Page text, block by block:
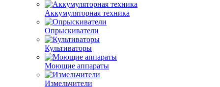
Аккумуляторная техника
Опрыскиватели
Культиваторы
Моющие аппараты
Измельчители